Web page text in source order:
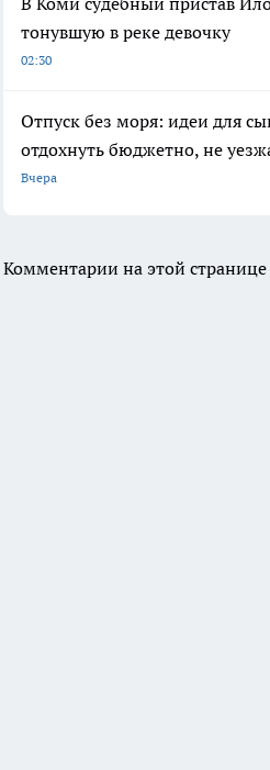
тонувшую в реке девочку
02:30
Отпуск без моря: идеи для
отдохнуть бюджетно, не
Вчера
Комментарии на этой